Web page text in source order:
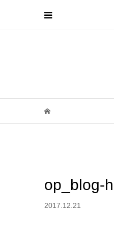
op_blog-
2017.12.21